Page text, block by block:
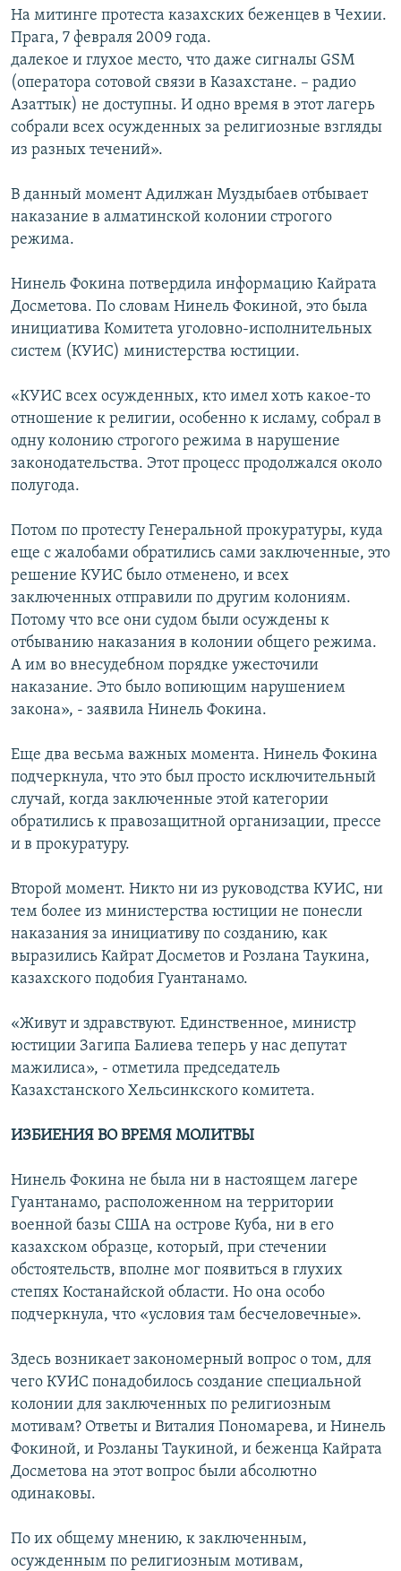
На митинге протеста казахских беженцев в Чехии.
Прага, 7 февраля 2009 года.
далекое и глухое место, что даже сигналы GSM
(оператора сотовой связи в Казахстане. – радио
Азаттык) не доступны. И одно время в этот лагерь
собрали всех осужденных за религиозные взгляды
из разных течений».
В данный момент Адилжан Муздыбаев отбывает
наказание в алматинской колонии строгого
режима.
Нинель Фокина потвердила информацию Кайрата
Досметова. По словам Нинель Фокиной, это была
инициатива Комитета уголовно-исполнительных
систем (КУИС) министерства юстиции.
«КУИС всех осужденных, кто имел хоть какое-то
отношение к религии, особенно к исламу, собрал в
одну колонию строгого режима в нарушение
законодательства. Этот процесс продолжался около
полугода.
Потом по протесту Генеральной прокуратуры, куда
еще с жалобами обратились сами заключенные, это
решение КУИС было отменено, и всех
заключенных отправили по другим колониям.
Потому что все они судом были осуждены к
отбыванию наказания в колонии общего режима.
А им во внесудебном порядке ужесточили
наказание. Это было вопиющим нарушением
закона», - заявила Нинель Фокина.
Еще два весьма важных момента. Нинель Фокина
подчеркнула, что это был просто исключительный
случай, когда заключенные этой категории
обратились к правозащитной организации, прессе
и в прокуратуру.
Второй момент. Никто ни из руководства КУИС, ни
тем более из министерства юстиции не понесли
наказания за инициативу по созданию, как
выразились Кайрат Досметов и Розлана Таукина,
казахского подобия Гуантанамо.
«Живут и здравствуют. Единственное, министр
юстиции Загипа Балиева теперь у нас депутат
мажилиса», - отметила председатель
Казахстанского Хельсинкского комитета.
ИЗБИЕНИЯ ВО ВРЕМЯ МОЛИТВЫ
Нинель Фокина не была ни в настоящем лагере
Гуантанамо, расположенном на территории
военной базы США на острове Куба, ни в его
казахском образце, который, при стечении
обстоятельств, вполне мог появиться в глухих
степях Костанайской области. Но она особо
подчеркнула, что «условия там бесчеловечные».
Здесь возникает закономерный вопрос о том, для
чего КУИС понадобилось создание специальной
колонии для заключенных по религиозным
мотивам? Ответы и Виталия Пономарева, и Нинель
Фокиной, и Розланы Таукиной, и беженца Кайрата
Досметова на этот вопрос были абсолютно
одинаковы.
По их общему мнению, к заключенным,
осужденным по религиозным мотивам,